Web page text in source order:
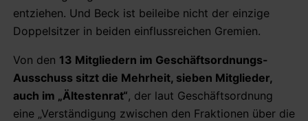
entziehen. Und Beck ist beileibe nicht der einzige
Doppelsitzer in beiden einflussreichen Gremien.
Von den 13 Mitgliedern im Geschäftsordnungs-
Ausschuss sitzt die Mehrheit, sieben Mitglieder,
auch im „Ältestenrat“, der laut Geschäftsordnung
eine „Verständigung zwischen den Fraktionen über die